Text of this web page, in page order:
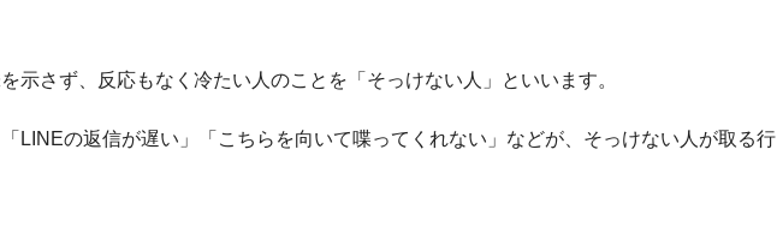
示さず、反応もなく冷たい人のことを「そっけない人」といいます。
LINEの返信が遅い」「こちらを向いて喋ってくれない」などが、そっけない人が取る行